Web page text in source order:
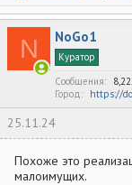
а
к
ц
и
и
N NoGo1
Куратор
Сообщения
Город
25.11.24
Похоже это
малоимущих.